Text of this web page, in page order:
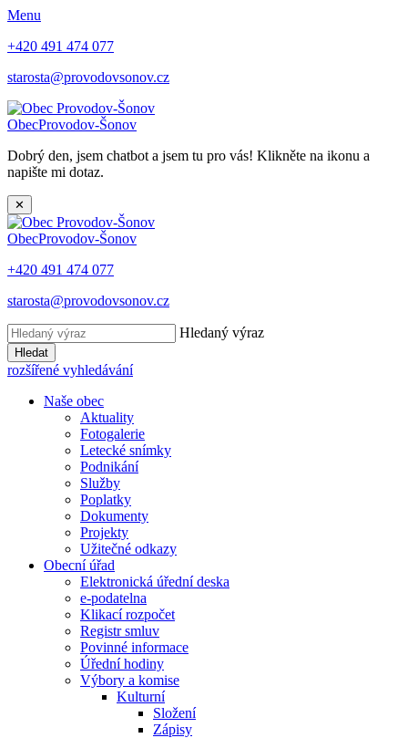
Menu
+420 491 474 077
starosta@provodovsonov.cz
ObecProvodov-Šonov
Dobrý den, jsem chatbot a jsem tu pro vás! Klikněte na ikonu a
napište mi dotaz.
✕
ObecProvodov-Šonov
+420 491 474 077
starosta@provodovsonov.cz
Hledaný výraz
Hledat
rozšířené vyhledávání
Naše obec
Aktuality
Fotogalerie
Letecké snímky
Podnikání
Služby
Poplatky
Dokumenty
Projekty
Užitečné odkazy
Obecní úřad
Elektronická úřední deska
e-podatelna
Klikací rozpočet
Registr smluv
Povinné informace
Úřední hodiny
Výbory a komise
Kulturní
Složení
Zápisy